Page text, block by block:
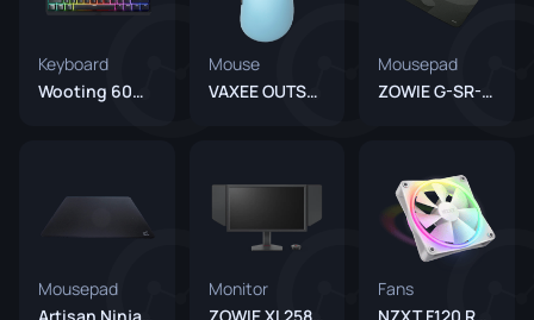
Keyboard
Wooting 60HE+
Mouse
VAXEE OUTSET AX Wireless Blue
Mousepad
ZOWIE G-SR-SE Gris
Mousepad
Monitor
Fans